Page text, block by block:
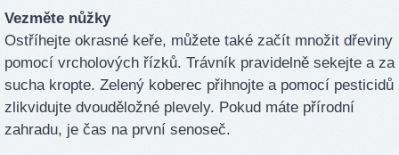
Vezměte nůžky
Ostříhejte okrasné keře, můžete také začít množit dřeviny
pomocí vrcholových řízků. Trávník pravidelně sekejte a za
sucha kropte. Zelený koberec přihnojte a pomocí pesticidů
zlikvidujte dvouděložné plevely. Pokud máte přírodní
zahradu, je čas na první senoseč.